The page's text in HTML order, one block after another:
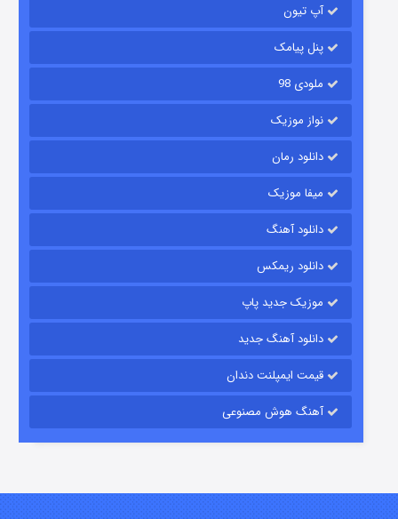
قسمت
شوگر فصل ۲
آپ تیون
پنل پیامک
ملودی 98
نواز موزیک
دانلود رمان
میفا موزیک
دانلود آهنگ
دانلود ریمکس
موزیک جدید پاپ
دانلود آهنگ جدید
قیمت ایمپلنت دندان
آهنگ هوش مصنوعی